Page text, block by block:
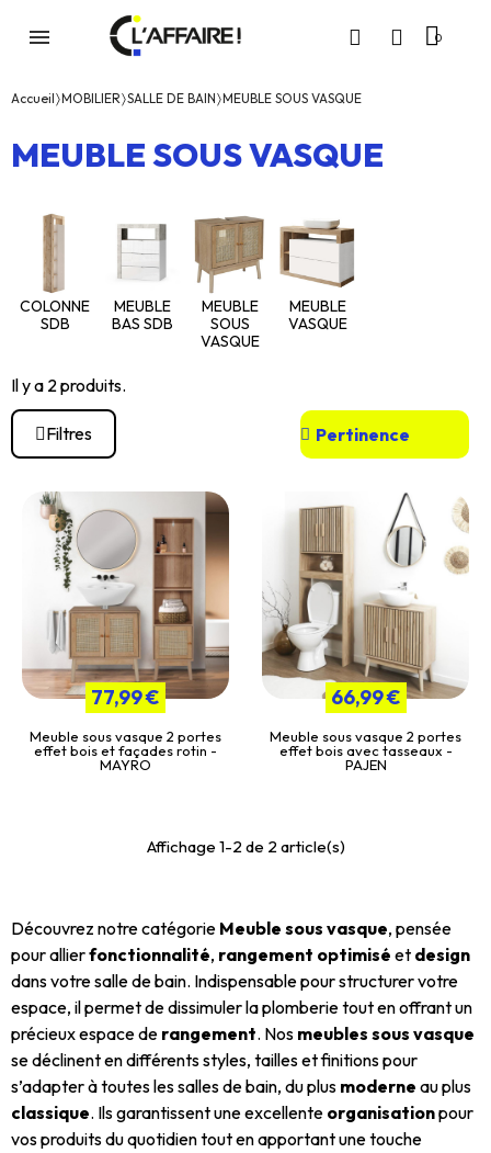
Accueil MOBILIER SALLE DE BAIN MEUBLE SOUS VASQUE
MEUBLE SOUS VASQUE
COLONNE
SDB
MEUBLE
BAS SDB
MEUBLE
SOUS
VASQUE
MEUBLE
VASQUE
Il y a 2 produits.
Filtres
77,99 €
Meuble sous vasque 2 portes
effet bois et façades rotin -
MAYRO
66,99 €
Meuble sous vasque 2 portes
effet bois avec tasseaux -
PAJEN
Affichage 1-2 de 2 article(s)
Découvrez notre catégorie Meuble sous vasque, pensée
pour allierfonctionnalité, rangement optimisé et design
dans votre salle de bain. Indispensable pour structurer votre
espace, il permet de dissimuler la plomberie tout en offrant un
précieux espace de rangement. Nos meubles sous vasque
se déclinent en différents styles, tailles et finitions pour
s’adapter à toutes les salles de bain, du plus moderne au plus
classique. Ils garantissent une excellente organisationpour
vos produits du quotidien tout en apportant une touche